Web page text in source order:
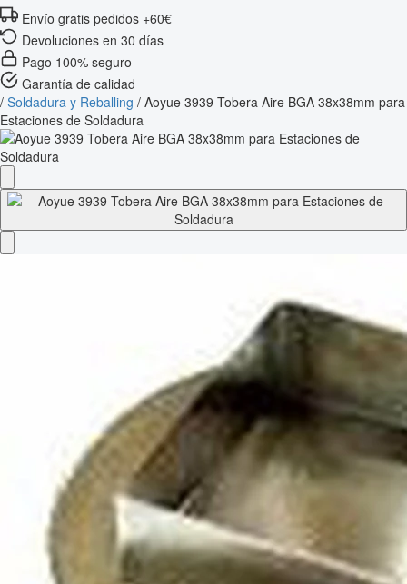
Envío gratis pedidos +60€
Devoluciones en 30 días
Pago 100% seguro
Garantía de calidad
/ Soldadura y Reballing / Aoyue 3939 Tobera Aire BGA 38x38mm para
Estaciones de Soldadura